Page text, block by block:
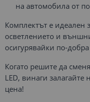
на автомобила от
Комплектът е идеален
осветлението и
осигурявайки по-
Когато решите да
LED, винаги залагайте
цена!